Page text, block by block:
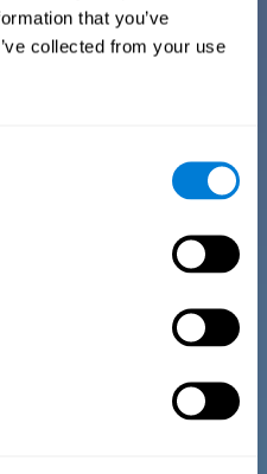
that you’ve
collected from your use
тренировку при
имеет определённые
других упражнений для
тренировку при
и выбора плана
тренировки CogniFit